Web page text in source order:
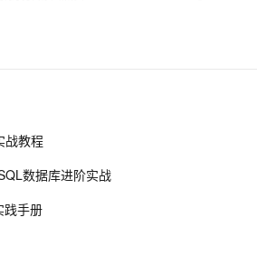
息队列的典型应用场景
-- Mac篇
布，全方位保障您的数据安全
战教程
数据库进阶实战
践手册